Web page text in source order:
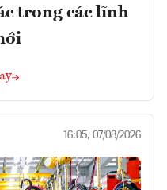
trong các lĩnh
16:05, 07/08/2026